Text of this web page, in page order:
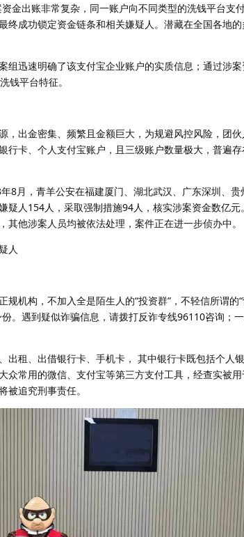
金出账非常复杂，同一账户向不同类型的洗钱平台支
终成功锁定资金链条和相关嫌疑人。潜藏在全国各地
组迅速明确了该支付宝企业账户的实质信息；通过涉
钱平台特征。
，出金密集、频繁且金额巨大，为规避风控风险，团
行卡、个人支付宝账户，且三级账户数量极大，普遍存
8月，青羊公安在福建厦门、湖北武汉、广东深圳、
疑人154人，采取强制措施94人，核实涉案资金数亿
他涉案人员均被依法处理，案件正在进一步侦办中。
人
机构，不加入全是陌生人的“投资群”，不轻信所谓的
。遇到疑似诈骗信息，请拨打反诈专线96110咨询；
出租、出借银行卡、手机卡， 其中银行卡既包括个人
众常用的微信、支付宝等第三方支付工具，经查实被
被追究刑事责任。